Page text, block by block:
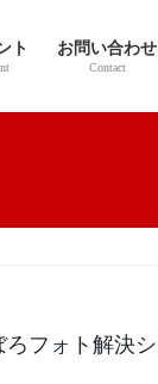
ト お問い合わせ
Contact
ろフォト解決シ